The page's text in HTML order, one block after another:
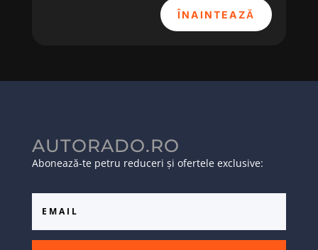
ÎNAINTEAZĂ
AUTORADO.RO
Abonează-te petru reduceri și ofertele exclusive: